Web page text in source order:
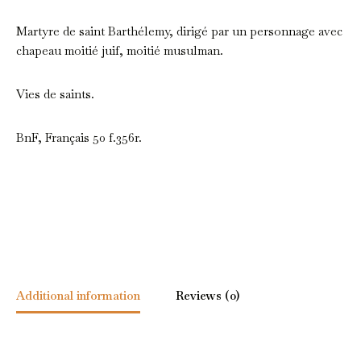
Martyre de saint Barthélemy, dirigé par un personnage avec
chapeau moitié juif, moitié musulman.
Vies de saints.
BnF, Français 50 f.356r.
Additional information Reviews (0)